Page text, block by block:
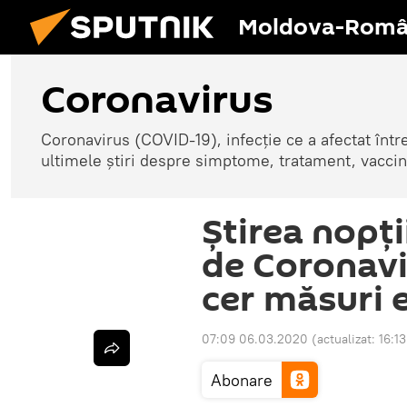
Moldova-
Coronavirus
Coronavirus (COVID-19), infecție ce a afectat
ultimele știri despre simptome, tratament,
Știrea
de
cer măsuri
07:09 06.03.2020 (actualizat:
Abonare